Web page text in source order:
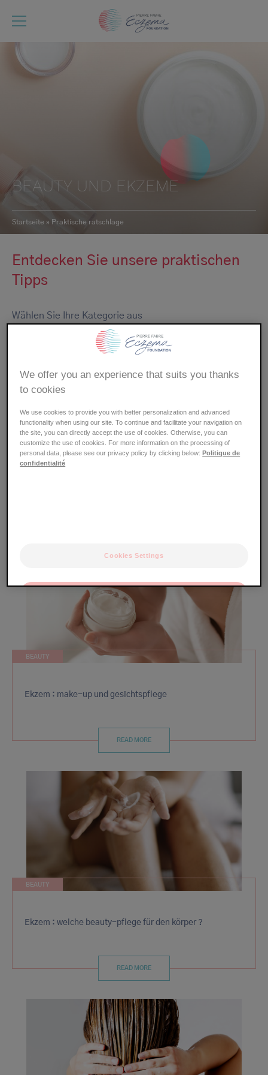
zum
BEAUTY UND EKZEME
Startseite Praktische ratschlage
Entdecken Sie unsere praktischen
Tipps
Wählen Sie Ihre Kategorie aus
ERNÄHRUNG
ALLERGIEN BEAUTY
WOHLBEFINDEN SCHULE
SCHWANGERSCHAFT LEBENSWEISE
BEAUTY
Ekzem : make-up und gesichtspflege
READ MORE
BEAUTY
Ekzem : welche beauty-pflege für den körper ?
READ MORE
We offer you an experience that suits you thanks
to cookies
We use cookies to provide you with better personalization and advanced
functionality when using our site. To continue and facilitate your navigation on
the site, you can directly accept the use of cookies. Otherwise, you can
customize the use of cookies. For more information on the processing of
personal data, please see our privacy policy by clicking below:Politique de
confidentialité
Cookies Settings
Only the essentials
OK